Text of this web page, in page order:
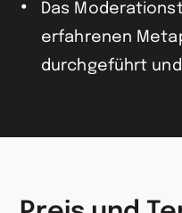
Das
erfahrenen
durchgeführt